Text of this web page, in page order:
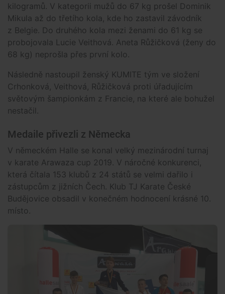
kilogramů. V kategorii mužů do 67 kg prošel Dominik
Mikula až do třetího kola, kde ho zastavil závodník
z Belgie. Do druhého kola mezi ženami do 61 kg se
probojovala Lucie Veithová. Aneta Růžičková (ženy do
68 kg) neprošla přes první kolo.
Následně nastoupil ženský KUMITE tým ve složení
Crhonková, Veithová, Růžičková proti úřadujícím
světovým šampionkám z Francie, na které ale bohužel
nestačil.
Medaile přivezli z Německa
V německém Halle se konal velký mezinárodní turnaj
v karate Arawaza cup 2019. V náročné konkurenci,
která čítala 153 klubů z 24 států se velmi dařilo i
zástupcům z jižních Čech. Klub TJ Karate České
Budějovice obsadil v konečném hodnocení krásné 10.
místo.